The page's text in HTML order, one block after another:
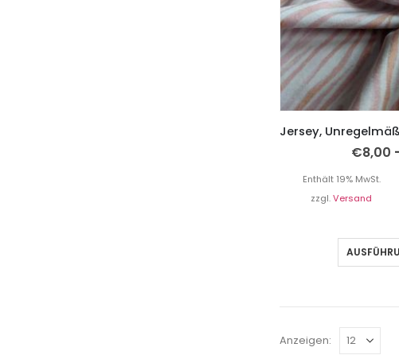
€8,00
Enthält 19% MwSt.
zzgl.Versand
Anzeigen: